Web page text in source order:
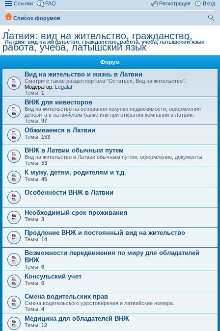
Ссылки FAQ Вход
Регистрация
Список форумов
Латвия: вид на жительство, гражданство, работа, учеба, латышский язык
Латвия: вид на жительство, гражданство,
работа, учеба, латышский язык
Форум
Вид на жительство и жизнь в Латвии
Смотрите также раздел портала "Остаться. Вид на жительство".
Модератор:
Legalat
Темы: 1
ВНЖ для инвесторов
Вид на жительство на основании покупки недвижимости, оформления
депозита в латвийском банке или при открытии компании в Латвии.
Темы: 97
Обживаемся в Латвии
Темы: 153
ВНЖ в Латвии обычным путем
Вид на жительство в Латвии обычным путем: оформление, документы
Темы: 53
К мужу, детям, родителям и т.д.
Темы: 45
Особенности ВНЖ в Латвии
Необходимый срок проживания
Темы: 3
Продление ВНЖ и постоянный вид на жительство
Темы: 14
Возможности передвижения по миру для обладателей
ВНЖ
Темы: 6
Консульский учет
Темы: 6
Смена водительских прав
Смена водительского удостоверения и латвийские номера.
Темы: 4
Медицина для обладателей ВНЖ
Темы: 12